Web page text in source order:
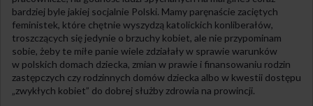
bardziej byle jakiej socjalnie Polski. Mamy paręnaście zaciętych
feministek, które chętnie wyszydzą katolickich konliberałów,
troszczących się jedynie o brzuchy kobiet, ale nie przypominam
sobie, żeby te miłe panie wiele zdziałały w sprawie warunków
w polskich domach dziecka, zmian w prawie i finansowaniu rodzin
zastępczych czy rodzinnych domów dziecka albo w kwestii dostępu
„zwykłych kobiet” do dobrej służby zdrowia na prowincji.